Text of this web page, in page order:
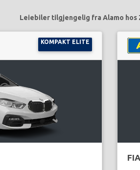
Leiebiler tilgjengelig fra Alamo hos
KOMPAKT ELITE